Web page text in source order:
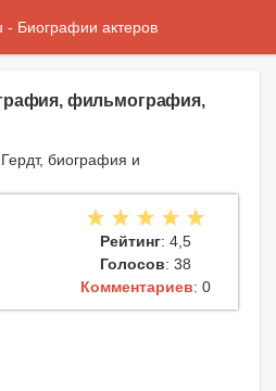
фильмография,
Рейтинг: 4,5
Голосов: 38
Комментариев: 0